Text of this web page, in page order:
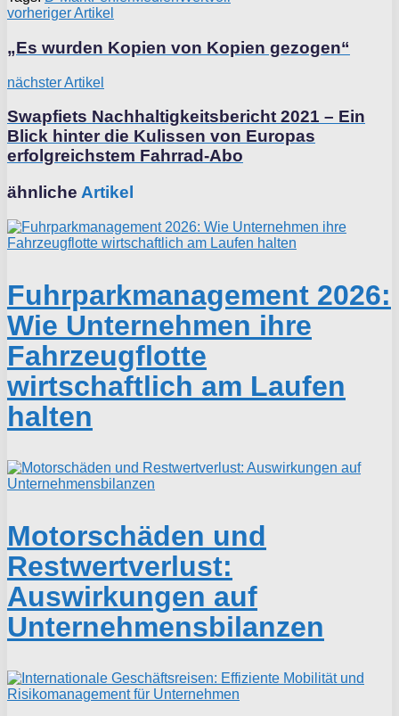
vorheriger Artikel
„Es wurden Kopien von Kopien gezogen“
nächster Artikel
Swapfiets Nachhaltigkeitsbericht 2021 – Ein
Blick hinter die Kulissen von Europas
erfolgreichstem Fahrrad-Abo
ähnliche Artikel
Fuhrparkmanagement 2026:
Wie Unternehmen ihre
Fahrzeugflotte
wirtschaftlich am Laufen
halten
Motorschäden und
Restwertverlust:
Auswirkungen auf
Unternehmensbilanzen